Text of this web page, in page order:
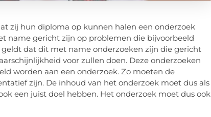
zij hun diploma op kunnen halen een onderzoek
name gericht zijn op problemen die bijvoorbeeld
dat dit met name onderzoeken zijn die gericht
voor zullen doen. Deze onderzoeken
worden aan een onderzoek. Zo moeten de
zijn. De inhoud van het onderzoek moet dus als
een juist doel hebben. Het onderzoek moet dus ook